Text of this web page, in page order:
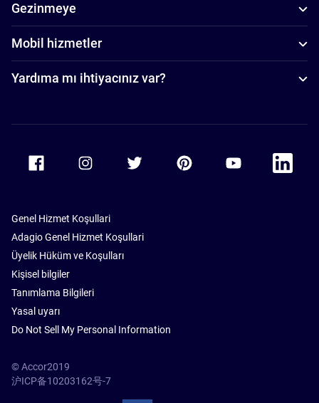
Gezinmeye
Mobil hizmetler
Yardıma mı ihtiyacınız var?
Accor Facebook Accor TwitterAccor PinterestAccor Youtube
Accor
Genel Hizmet Koşullari
Adagio Genel Hizmet Koşullari
Üyelik Hüküm ve Koşulları
Kişisel bilgiler
Tanımlama Bilgileri
Yasal uyarı
Do Not Sell My Personal Information
© Accor2019
沪ICP备10203162号-7